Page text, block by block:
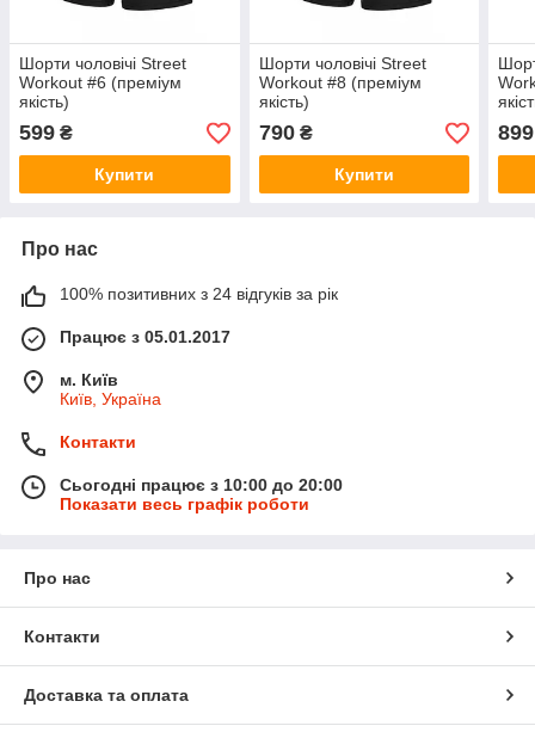
Шорти чоловічі Street
Workout #6 (преміум
якість)
599 ₴
Купити
Шорти чоловічі Street
Workout #8 (преміум
якість)
790₴
Купити
899
Про нас
100% позитивних з 24 відгуків за рік
Працює з 05.01.2017
м. Київ
Київ, Україна
Контакти
Сьогодні працює з 10:00 до 20:00
Показати весь графік роботи
Про нас
Контакти
Доставка та оплата